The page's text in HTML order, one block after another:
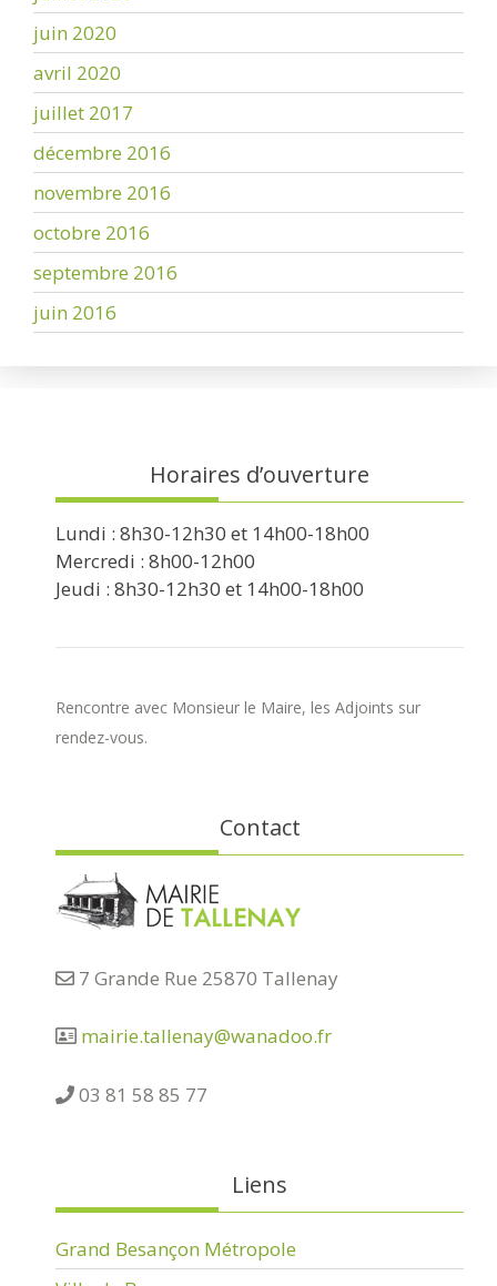
juin 2020
avril 2020
juillet 2017
décembre 2016
novembre 2016
octobre 2016
septembre 2016
juin 2016
Horaires d’ouverture
Lundi : 8h30-12h30 et 14h00-18h00
Mercredi : 8h00-12h00
Jeudi : 8h30-12h30 et 14h00-18h00
Rencontre avec Monsieur le Maire, les Adjoints sur
rendez-vous.
Contact
7 Grande Rue 25870 Tallenay
mairie.tallenay@wanadoo.fr
03 81 58 85 77
Liens
Grand Besançon Métropole